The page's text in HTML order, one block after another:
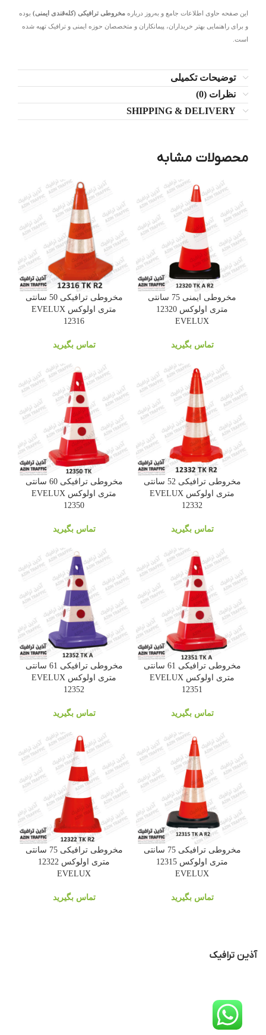
این صفحه حاوی اطلاعات جامع و به‌روز درباره مخروطی ترافیکی (کله‌قندی ایمنی) بوده
و برای راهنمایی بهتر خریداران، پیمانکاران و متخصصان حوزه ایمنی و ترافیک تهیه شده
است.
توضیحات تکمیلی
نظرات (0)
SHIPPING & DELIVERY
محصولات مشابه
مخروطی ایمنی 75 سانتی
متری اولوکس 12320
EVELUX
تماس بگیرید
مخروطی ترافیکی 50 سانتی
متری اولوکس EVELUX
12316
تماس بگیرید
مخروطی ترافیکی 52 سانتی
متری اولوکس EVELUX
12332
تماس بگیرید
مخروطی ترافیکی 60 سانتی
متری اولوکس EVELUX
12350
تماس بگیرید
مخروطی ترافیکی 61 سانتی
متری اولوکس EVELUX
12351
تماس بگیرید
مخروطی ترافیکی 61 سانتی
متری اولوکس EVELUX
12352
تماس بگیرید
مخروطی ترافیکی 75 سانتی
متری اولوکس 12315
EVELUX
تماس بگیرید
مخروطی ترافیکی 75 سانتی
متری اولوکس 12322
EVELUX
تماس بگیرید
آذین ترافیک